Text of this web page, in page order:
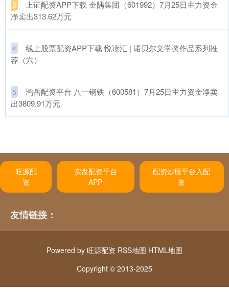
3
​上证配资APP下载 金隅集团（601992）7月25日主力资金
净卖出313.62万元
4
​线上股票配资APP下载 悦读汇 | 诺贝尔文学奖作品系列推
荐（六）
5
​鸿岳配资平台 八一钢铁（600581）7月25日主力资金净卖
出3809.91万元
旺源配
资
实盘配资平台
APP
配资炒股平台入配
资
友情链接：
Powered by 旺源配资 RSS地图 HTML地图
Copyright © 2013-2025